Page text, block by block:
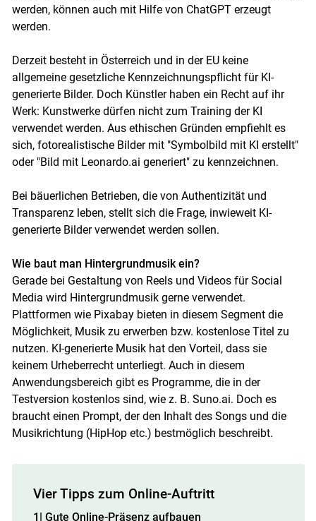
werden, können auch mit Hilfe von ChatGPT erzeugt
werden.
Derzeit besteht in Österreich und in der EU keine
allgemeine gesetzliche Kennzeichnungspflicht für KI-
generierte Bilder. Doch Künstler haben ein Recht auf ihr
Werk: Kunstwerke dürfen nicht zum Training der KI
verwendet werden. Aus ethischen Gründen empfiehlt es
sich, fotorealistische Bilder mit "Symbolbild mit KI ­erstellt"
oder "Bild mit Leonardo.ai generiert" zu kennzeichnen.
Bei bäuerlichen Betrieben, die von Authentizität und
Transparenz leben, stellt sich die Frage, inwieweit KI-
generierte Bilder verwendet werden sollen.
Wie baut man Hintergrundmusik ein?
Gerade bei Gestaltung von Reels und Videos für Social
Media wird Hintergrundmusik gerne verwendet.
Plattformen wie Pixabay bieten in diesem Segment die
Möglichkeit, Musik zu erwerben bzw. kostenlose Titel zu
nutzen. KI-generierte Musik hat den Vorteil, dass sie
keinem Urheberrecht unterliegt. Auch in diesem
Anwendungsbereich gibt es Programme, die in der
Testversion kostenlos sind, wie z. B. Suno.ai. Doch es
braucht einen Prompt, der den Inhalt des Songs und die
Musikrichtung (HipHop etc.) bestmöglich beschreibt.
Vier Tipps zum Online-Auftritt
1| Gute Online-Präsenz aufbauen